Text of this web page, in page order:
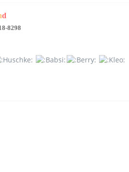
d
8298